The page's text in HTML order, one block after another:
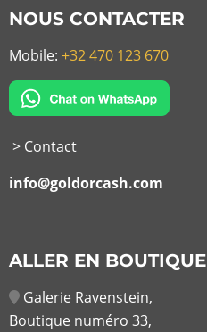
NOUS CONTACTER
Mobile: +32 470 123 670
> Contact
info@goldorcash.com
ALLER EN BOUTIQUE
Galerie Ravenstein,
Boutique numéro 33,